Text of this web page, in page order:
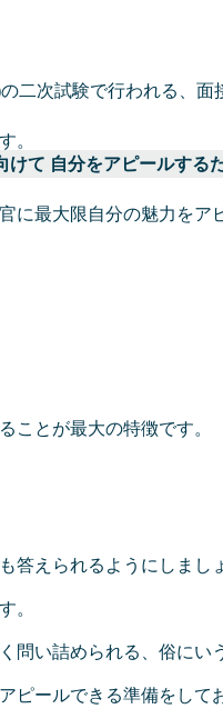
次試験で行われる、面
。
けて 自分をアピールする
に最大限自分の魅力を
ことが最大の特徴です。
答えられるようにしまし
。
い詰められる、俗にい
ピールできる準備をして